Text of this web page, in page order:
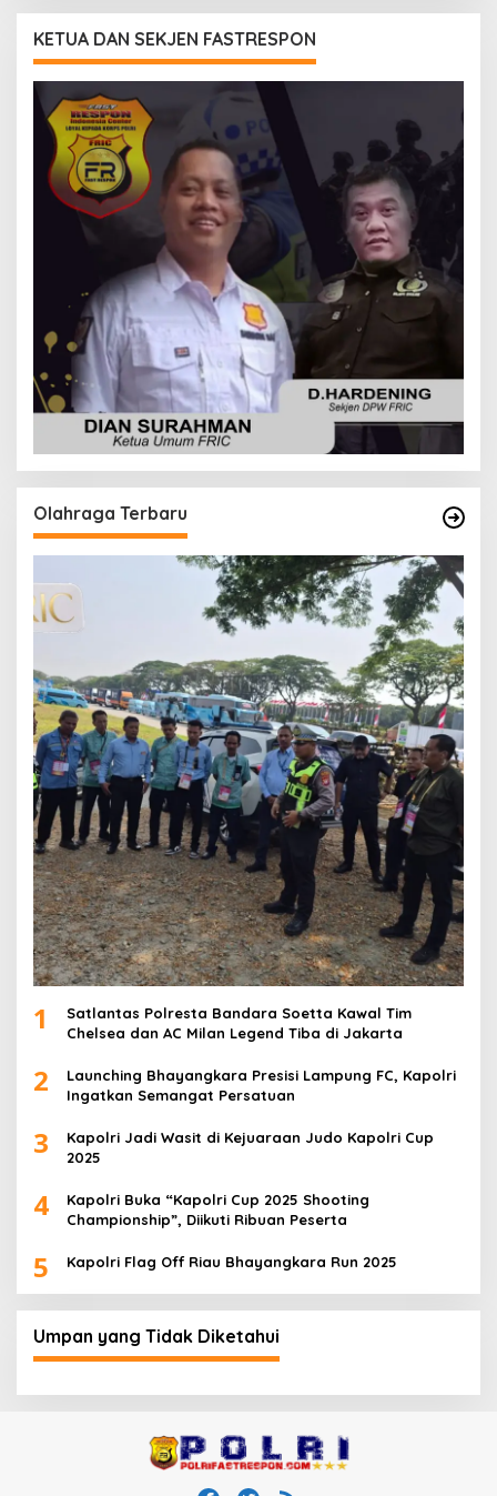
KETUA DAN SEKJEN FASTRESPON
Olahraga Terbaru
1
Satlantas Polresta Bandara Soetta Kawal Tim
Chelsea dan AC Milan Legend Tiba di Jakarta
2
Launching Bhayangkara Presisi Lampung FC, Kapolri
Ingatkan Semangat Persatuan
3
Kapolri Jadi Wasit di Kejuaraan Judo Kapolri Cup
2025
4
Kapolri Buka “Kapolri Cup 2025 Shooting
Championship”, Diikuti Ribuan Peserta
5 Kapolri Flag Off Riau Bhayangkara Run 2025
Umpan yang Tidak Diketahui